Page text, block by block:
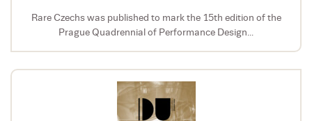
Rare Czechs was published to mark the 15th edition of the
Prague Quadrennial of Performance Design...